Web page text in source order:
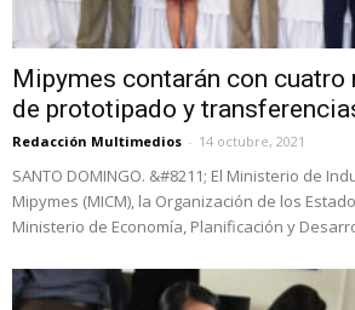
Mipymes contarán con cuatro
de prototipado y
Redacción Multimedios - 14 octubre, 2021
SANTO DOMINGO. &#8211; El Ministerio de
Mipymes (MICM), la Organización de los
Ministerio de Economía, Planificación y